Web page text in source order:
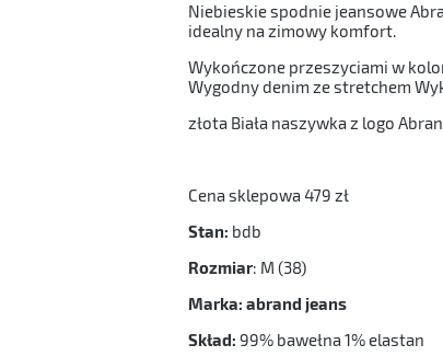
Niebieskie spodnie jeansowe
idealny na zimowy komfort.
Wykończone przeszyciami w
Wygodny denim ze stretchem
złota Biała naszywka z logo
Cena sklepowa 479 zł
Stan: bdb
Rozmiar: M (38)
Marka: abrand jeans
Skład: 99% bawełna 1% elastan